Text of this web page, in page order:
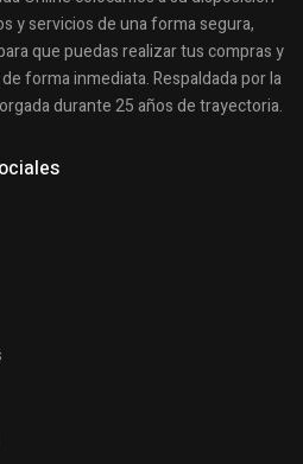
y servicios de una forma segura,
que puedas realizar tus compras y
forma inmediata. Respaldada por la
durante 25 años de trayectoria.